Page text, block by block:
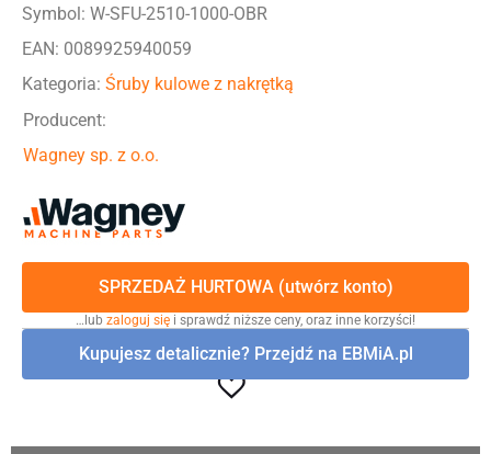
Symbol: W-SFU-2510-1000-OBR
EAN: 0089925940059
Kategoria: Śruby kulowe z nakrętką
Producent:
Wagney sp. z o.o.
SPRZEDAŻ HURTOWA (utwórz konto)
…lub zaloguj się i sprawdź niższe ceny, oraz inne korzyści!
Kupujesz detalicznie? Przejdź na EBMiA.pl